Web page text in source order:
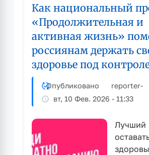
выплату
Как национальный
«Продолжительная и
активная жизнь»
россиянам держать
здоровье под
Опубликовано reporter-
вт, 10 Фев. 2026 - 11:33